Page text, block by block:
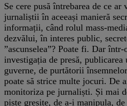
Se cere pusă întrebarea de ce ar
jurnaliștii în aceeași manieră
informații, când rolul mass-
dezvălui, în interes public,
”ascunselea”? Poate fi. Dar
investigația de presă,
guverne, de purtătorii
poate să strice multe jocuri. De
monitoriza pe jurnaliști. Și mai
piste greșite, de a-i manipula,